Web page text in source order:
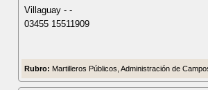
Villaguay - -
03455 15511909
Rubro: Martilleros Públicos, Administración de